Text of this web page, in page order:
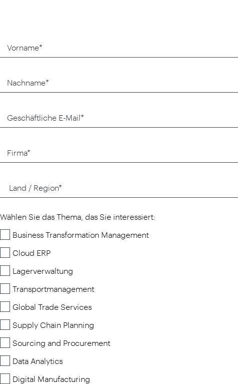
Wählen Sie das Thema, das Sie interessiert:
Business Transformation Management
Cloud ERP
Lagerverwaltung
Transportmanagement
Global Trade Services
Supply Chain Planning
Sourcing and Procurement
Data Analytics
Digital Manufacturing